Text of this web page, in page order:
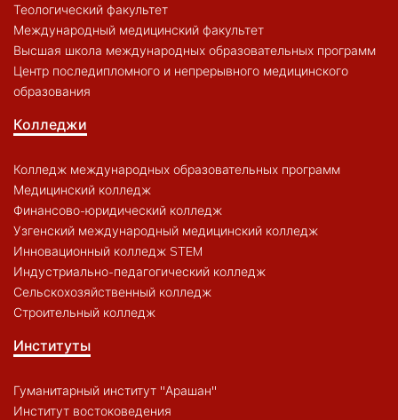
Теологический факультет
Международный медицинский факультет
Высшая школа международных образовательных программ
Центр последипломного и непрерывного медицинского
образования
Колледжи
Колледж международных образовательных программ
Медицинский колледж
Финансово-юридический колледж
Узгенский международный медицинский колледж
Инновационный колледж STEM
Индустриально-педагогический колледж
Сельскохозяйственный колледж
Строительный колледж
Институты
Гуманитарный институт "Арашан"
Институт востоковедения